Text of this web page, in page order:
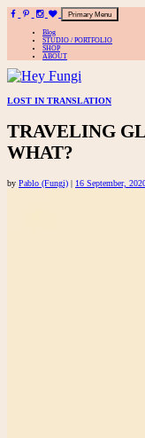
Primary Menu
Blog
STUDIO / PORTFOLIO
SHOP
ABOUT
A playful site for serious fashion:
Skip
content
LOST IN TRANSLATION
TRAVELING
WHAT?
by Pablo (Fungi) | 16 September,